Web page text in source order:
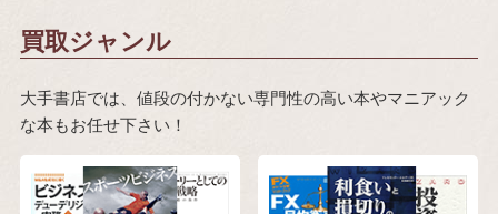
買取ジャンル
大手書店では、値段の付かない専門性の高い本やマニアック
な本もお任せ下さい！